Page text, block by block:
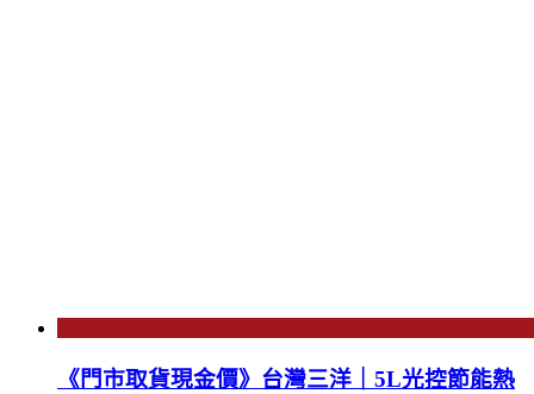
《門市取貨現金價》台灣三洋｜5L光控節能熱